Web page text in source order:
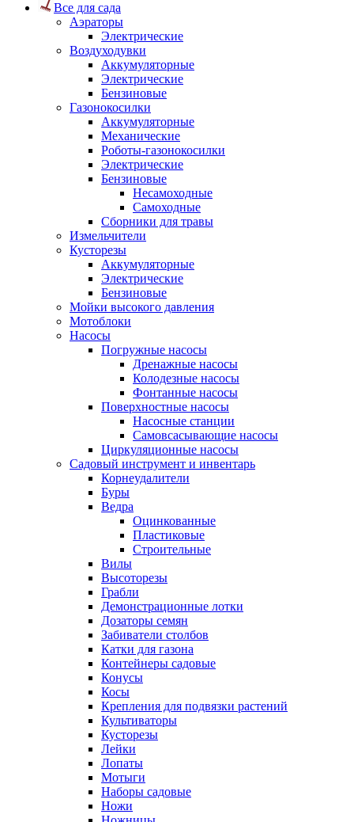
Все для сада
Аэраторы
Электрические
Воздуходувки
Аккумуляторные
Электрические
Бензиновые
Газонокосилки
Аккумуляторные
Механические
Роботы-газонокосилки
Электрические
Бензиновые
Несамоходные
Самоходные
Сборники для травы
Измельчители
Кусторезы
Аккумуляторные
Электрические
Бензиновые
Мойки высокого давления
Мотоблоки
Насосы
Погружные насосы
Дренажные насосы
Колодезные насосы
Фонтанные насосы
Поверхностные насосы
Насосные станции
Самовсасывающие насосы
Циркуляционные насосы
Садовый инструмент и инвентарь
Корнеудалители
Буры
Ведра
Оцинкованные
Пластиковые
Строительные
Вилы
Высоторезы
Грабли
Демонстрационные лотки
Дозаторы семян
Забиватели столбов
Катки для газона
Контейнеры садовые
Конусы
Косы
Крепления для подвязки растений
Культиваторы
Кусторезы
Лейки
Лопаты
Мотыги
Наборы садовые
Ножи